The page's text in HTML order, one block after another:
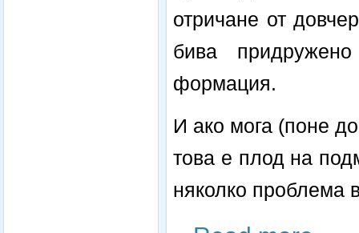
отричане от
бива
формация.
И ако мога (поне
това е плод на
няколко проблема